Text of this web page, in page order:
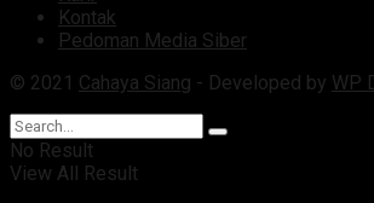
Kontak
Pedoman Media Siber
© 2021 Cahaya Siang - Developed by WP
No Result
View All Result